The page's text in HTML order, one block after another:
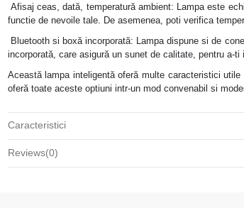
Afisaj ceas, dată, temperatură ambient: Lampa este
functie de nevoile tale. De asemenea, poti verifica
Bluetooth si boxă incorporată: Lampa dispune si de
incorporată, care asigură un sunet de calitate, pentru a-ti
Această lampa inteligentă oferă multe caracteristici
oferă toate aceste optiuni intr-un mod convenabil si
Caracteristici
Reviews(0)